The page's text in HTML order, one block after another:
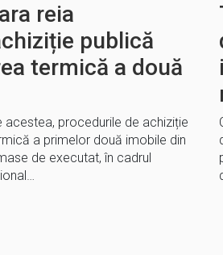
reia
publică
termică a două
acestea, procedurile de achiziție
a primelor două imobile din
de executat, în cadrul